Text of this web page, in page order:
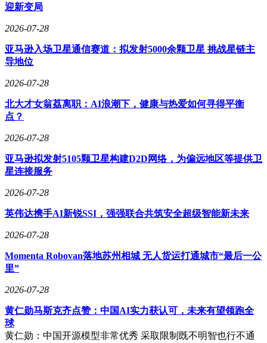
中国品牌集体向40万元线迈进，是车企与用户的双向选择。在
当下，花40万购买国产新能源车，并非交了“智商税”，而是顺
或许才是不明智之举。
迎新变局
2026-07-28
亚马逊入场卫星通信赛道：拟发射5000余颗卫星 挑战星链主
导地位
2026-07-28
北大才女翁荔离职：AI浪潮下，健康与热爱如何寻得平衡
点？
2026-07-28
亚马逊拟发射5105颗卫星构建D2D网络，为偏远地区等提供卫
星连接服务
2026-07-28
英伟达携手AI新锐SSI，强强联合共筑安全超级智能新未来
2026-07-28
Momenta Robovan落地苏州相城 无人货运打通城市“最后一公
里”
2026-07-28
黄仁勋马斯克齐点赞：中国AI实力获认可，未来有望领跑全
球
黄仁勋：中国开源模型非常优秀 采取限制既不明智也行不通